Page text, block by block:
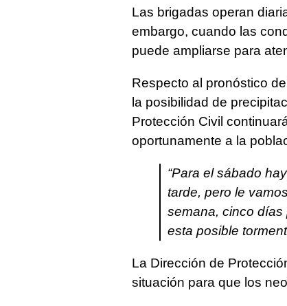
Las brigadas operan
embargo, cuando las
puede ampliarse para
Respecto al pronóstico
la posibilidad de
Protección Civil
oportunamente a la
“Para el sábado
tarde, pero le
semana, cinco días
esta posible
La Dirección de
situación para que los